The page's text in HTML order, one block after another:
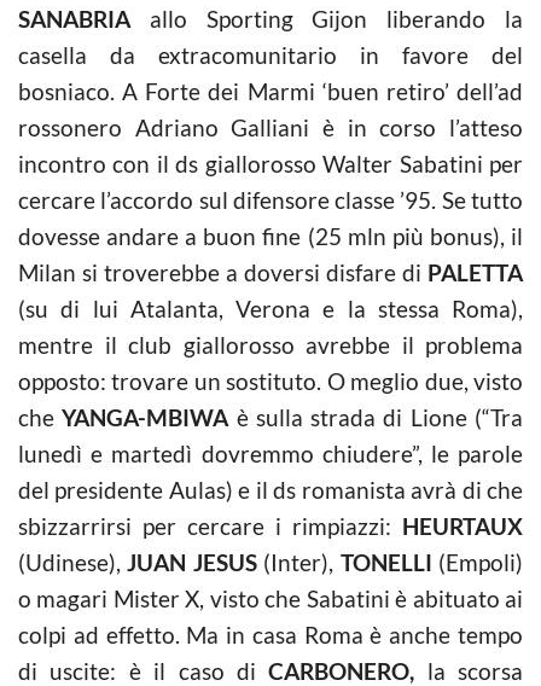
SANABRIA allo Sporting Gijon liberando la
casella da extracomunitario in favore del
bosniaco. A Forte dei Marmi ‘buen retiro’ dell’ad
rossonero Adriano Galliani è in corso l’atteso
incontro con il ds giallorosso Walter Sabatini per
cercare l’accordo sul difensore classe ’95. Se tutto
dovesse andare a buon fine (25 mln più bonus), il
Milan si troverebbe a doversi disfare di PALETTA
(su di lui Atalanta, Verona e la stessa Roma),
mentre il club giallorosso avrebbe il problema
opposto: trovare un sostituto. O meglio due, visto
cheYANGA-MBIWA è sulla strada di Lione (“Tra
lunedì e martedì dovremmo chiudere”, le parole
del presidente Aulas) e il ds romanista avrà di che
sbizzarrirsi per cercare i rimpiazzi: HEURTAUX
(Udinese),JUAN JESUS(Inter), TONELLI (Empoli)
o magari Mister X, visto che Sabatini è abituato ai
colpi ad effetto. Ma in casa Roma è anche tempo
di uscite: è il caso diCARBONERO, la scorsa